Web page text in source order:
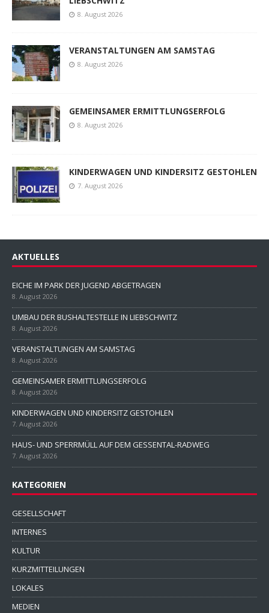
8. August 2026
VERANSTALTUNGEN AM SAMSTAG
8. August 2026
GEMEINSAMER ERMITTLUNGSERFOLG
8. August 2026
KINDERWAGEN UND KINDERSITZ GESTOHLEN
7. August 2026
AKTUELLES
EICHE IM PARK DER JUGEND ABGETRAGEN
8. August 2026
UMBAU DER BUSHALTESTELLE IN LIEBSCHWITZ
8. August 2026
VERANSTALTUNGEN AM SAMSTAG
8. August 2026
GEMEINSAMER ERMITTLUNGSERFOLG
8. August 2026
KINDERWAGEN UND KINDERSITZ GESTOHLEN
7. August 2026
HAUS- UND SPERRMÜLL AUF DEM GESSENTAL-RADWEG
7. August 2026
KATEGORIEN
GESELLSCHAFT
INTERNES
KULTUR
KURZMITTEILUNGEN
LOKALES
MEDIEN